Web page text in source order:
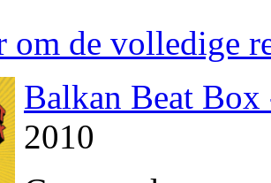
de volledige
Balkan Beat
2010